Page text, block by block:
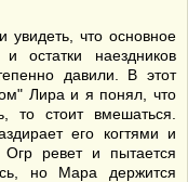
что основное
остатки наездников
давили. В этот
Лира и я понял, что
то стоит вмешаться.
его когтями и
ревет и пытается
но Мара держится